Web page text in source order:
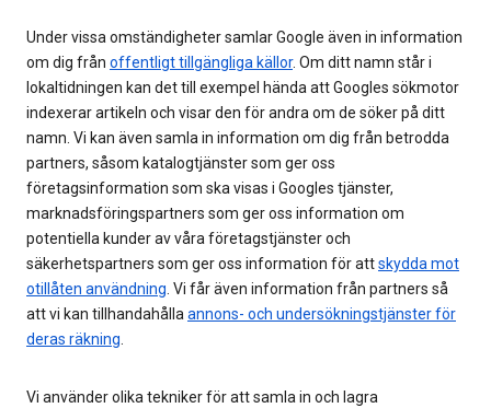
Under vissa omständigheter samlar Google även in information
om dig från offentligt tillgängliga källor. Om ditt namn står i
lokaltidningen kan det till exempel hända att Googles sökmotor
indexerar artikeln och visar den för andra om de söker på ditt
namn. Vi kan även samla in information om dig från betrodda
partners, såsom katalogtjänster som ger oss
företagsinformation som ska visas i Googles tjänster,
marknadsföringspartners som ger oss information om
potentiella kunder av våra företagstjänster och
säkerhetspartners som ger oss information för attskydda mot
otillåten användning . Vi får även information från partners så
att vi kan tillhandahålla annons- och undersökningstjänster för
deras räkning
Vi använder olika tekniker för att samla in och lagra